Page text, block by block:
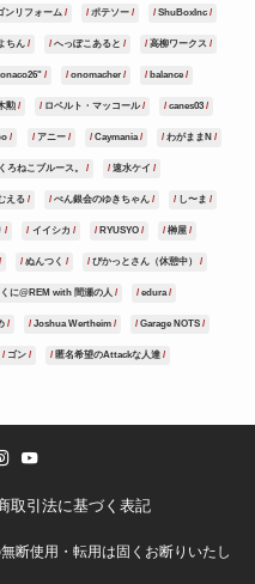
ンリフォーム ポテソー ShuBoxInc
ちん へっぽこあると 高柳ワークス
onomacher balance
勲 ロベルト・マッコール canes03
アニー Caymania わがままN
ろねこブルース。 速水ケイ
える ぺん銀会のゆきちゃん し〜ま
イイシカ RYUSYO 榊屋
ぬんつく ぴかっとさん（休憩中）
くに@REM with 間瀬の人 edura
Joshua Wertheim Garage NOTS
ゴン 匿名希望のAttackな人達
取引法に基づく表記
断使用・転用は固くお断りいたし